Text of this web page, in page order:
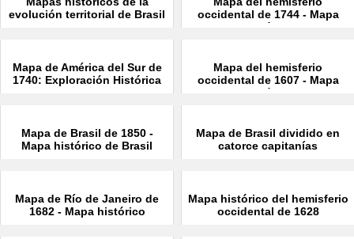
evolución territorial de Brasil
occidental de 1744 - Mapa
histórico
Mapa de América del Sur de
1740: Exploración Histórica
Mapa del hemisferio
occidental de 1607 - Mapa
histórico
Mapa de Brasil de 1850 -
Mapa histórico de Brasil
Mapa de Brasil dividido en
catorce capitanías
Mapa de Río de Janeiro de
1682 - Mapa histórico
Mapa histórico del hemisferio
occidental de 1628